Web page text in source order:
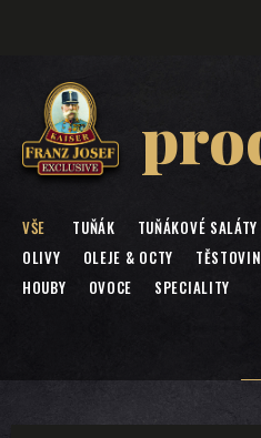
VŠE TUŇÁK TUŇÁKOVÉ SALÁTY
OLIVY
OLEJE & OCTY
HOUBY
OVOCE SPECIALITY